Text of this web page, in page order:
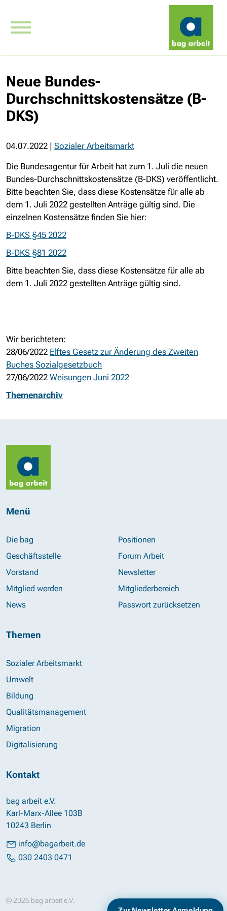
Neue Bundes-
Durchschnittskostensätze (B-
DKS)
04.07.2022 | Sozialer Arbeitsmarkt
Die Bundesagentur für Arbeit hat zum 1. Juli die neuen
Bundes-Durchschnittskostensätze (B-DKS) veröffentlicht.
Bitte beachten Sie, dass diese Kostensätze für alle ab
dem 1. Juli 2022 gestellten Anträge gültig sind. Die
einzelnen Kostensätze finden Sie hier:
B-DKS §45 2022
B-DKS §81 2022
Bitte beachten Sie, dass diese Kostensätze für alle ab
dem 1. Juli 2022 gestellten Anträge gültig sind.
Wir berichteten:
28/06/2022 Elftes Gesetz zur Änderung des Zweiten
Buches Sozialgesetzbuch
27/06/2022 Weisungen Juni 2022
Themenarchiv
Menü
Die bag
Geschäftsstelle
Vorstand
Mitglied werden
News
Positionen
Forum Arbeit
Newsletter
Mitgliederbereich
Passwort zurücksetzen
Themen
Sozialer Arbeitsmarkt
Umwelt
Bildung
Qualitätsmanagement
Migration
Digitalisierung
Kontakt
bag arbeit e.V.
Karl-Marx-Allee 103B
10243 Berlin
info@bagarbeit.de
030 2403 0471
© 2026 bag arbeit e.V. Datenschutz